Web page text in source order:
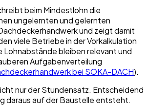
beim Mindestlohn die
ungelernten und gelernten
und zeigt damit
viele Betriebe in der Vorkalkulation
Lohnabstände bleiben relevant und
Aufgabenverteilung
bei SOKA-DACH).
nur der Stundensatz. Entscheidend
daraus auf der Baustelle entsteht.